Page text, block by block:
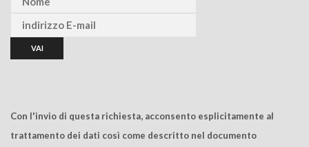
Con l'invio di questa richiesta, acconsento esplicitamente al
trattamento dei dati così come descritto nel documento